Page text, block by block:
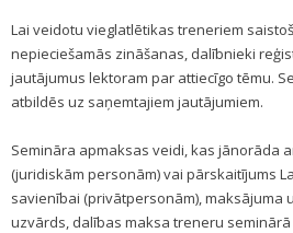
Lai veidotu vieglatlētikas treneriem
nepieciešamās zināšanas, dalībnieki
jautājumus lektoram par attiecīgo tēmu.
atbildēs uz saņemtajiem jautājumiem.
Semināra apmaksas veidi, kas jānorāda
(juridiskām personām) vai pārskaitījums
savienībai (privātpersonām), maksājuma
uzvārds, dalības maksa treneru seminārā